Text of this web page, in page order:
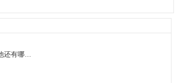
还有哪…